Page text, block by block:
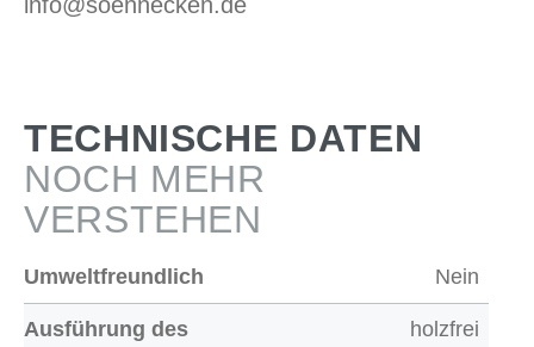
TECHNISCHE DATEN
NOCH MEHR
VERSTEHEN
Umweltfreundlich Nein
Ausführung des
holzfrei